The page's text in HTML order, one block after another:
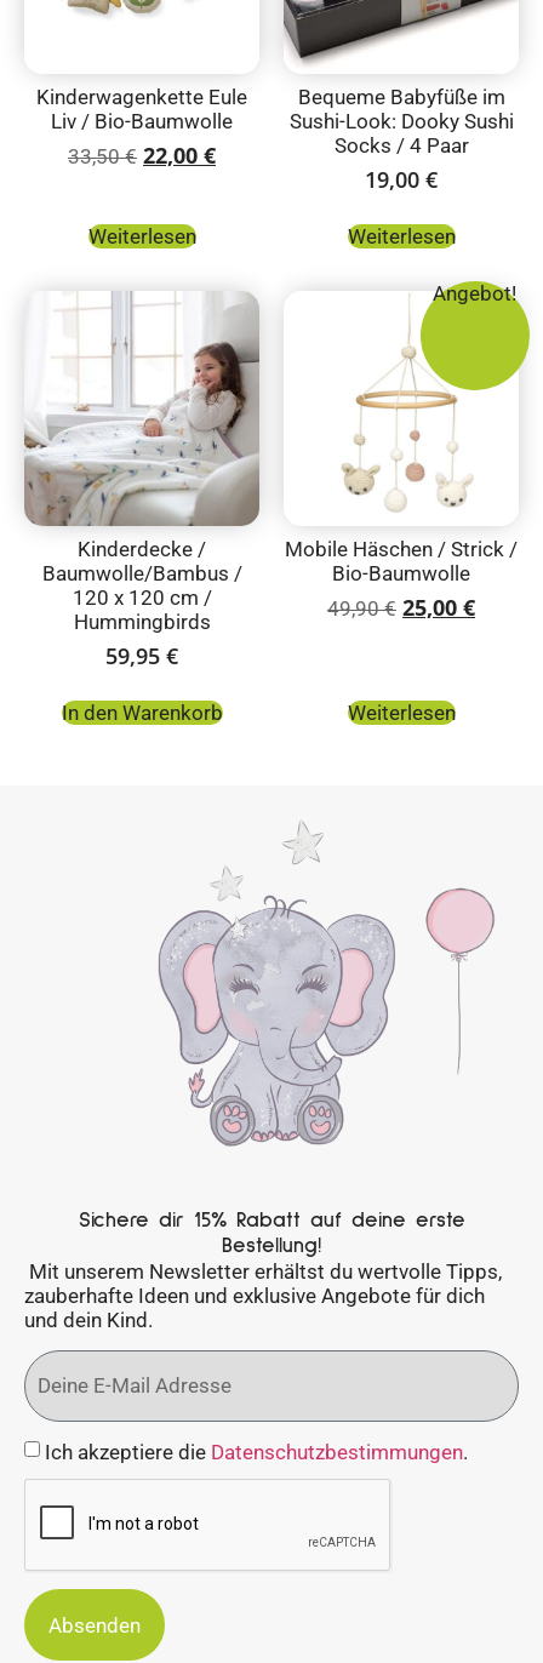
Kinderwagenkette Eule
Liv / Bio-Baumwolle
33,50€ 22,00 €
Weiterlesen
Bequeme Babyfüße im
Sushi-Look: Dooky Sushi
Socks / 4 Paar
19,00 €
Weiterlesen
Kinderdecke /
Baumwolle/Bambus /
120 x 120 cm /
Hummingbirds
59,95 €
In den Warenkorb
Angebot!
Mobile Häschen / Strick /
Bio-Baumwolle
49,90€ 25,00 €
Weiterlesen
Sichere dir 15% Rabatt auf deine erste
Bestellung!
Mit unserem Newsletter erhältst du wertvolle Tipps,
zauberhafte Ideen und exklusive Angebote für dich
und dein Kind.
Ich akzeptiere die Datenschutzbestimmungen.
Absenden